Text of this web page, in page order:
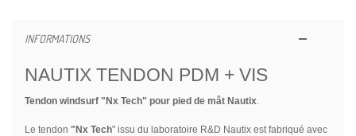
INFORMATIONS
NAUTIX TENDON PDM + VIS
Tendon windsurf "Nx Tech" pour pied de mât Nautix.
Le tendon "Nx Tech" issu du laboratoire R&D Nautix est fabriqué avec